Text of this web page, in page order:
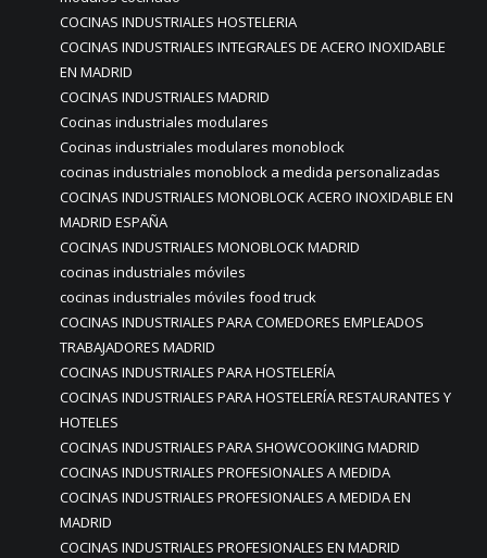
COCINAS INDUSTRIALES HOSTELERIA
COCINAS INDUSTRIALES INTEGRALES DE ACERO INOXIDABLE
EN MADRID
COCINAS INDUSTRIALES MADRID
Cocinas industriales modulares
Cocinas industriales modulares monoblock
cocinas industriales monoblock a medida personalizadas
COCINAS INDUSTRIALES MONOBLOCK ACERO INOXIDABLE EN
MADRID ESPAÑA
COCINAS INDUSTRIALES MONOBLOCK MADRID
cocinas industriales móviles
cocinas industriales móviles food truck
COCINAS INDUSTRIALES PARA COMEDORES EMPLEADOS
TRABAJADORES MADRID
COCINAS INDUSTRIALES PARA HOSTELERÍA
COCINAS INDUSTRIALES PARA HOSTELERÍA RESTAURANTES Y
HOTELES
COCINAS INDUSTRIALES PARA SHOWCOOKIING MADRID
COCINAS INDUSTRIALES PROFESIONALES A MEDIDA
COCINAS INDUSTRIALES PROFESIONALES A MEDIDA EN
MADRID
COCINAS INDUSTRIALES PROFESIONALES EN MADRID